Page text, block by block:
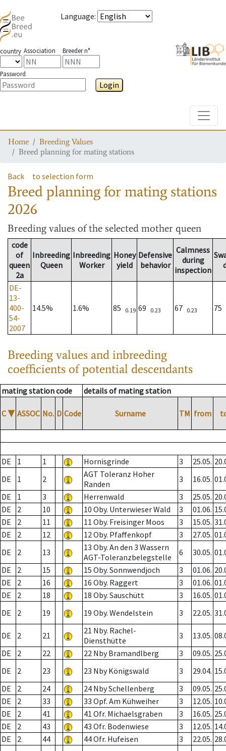
Language:
country Association Breeder n°
Password
Login
Home
Breeding Values
Breed planning for mating stations
Back to selection form
Breed planning for mating stations
2026
Breeding values of the selected mother queen
code
of
queen
2a
Inbreeding
Queen
Inbreeding
Worker
Honey
yield
Defensive
behavior
Calmness
during
inspection
DE-
13-
400-
54-
2007
14.5% 1.6% 85 0.19 69 0.23 67 0.23 75
Breeding values and inbreeding
coefficients of potential descendants
mating station code details of mating station
C ▼ ASSOC No. D Code Surname TM from
DE 1 1 Hornisgrinde 3 25.05.
DE
1 2
AGT Toleranz Hoher
Randen
3 16.05.
DE
1 3 Herrenwald 3 25.05.
DE
2 10 10 Oby. Unterwieser Wald 3 01.06.
DE
2 11 11 Oby. Freisinger Moos 3 15.05.
DE
2 12 12 Oby. Pfaffenkopf 3 27.05.
DE
2 13
13 Oby. An den 3 Wassern
AGT-Toleranzbelegstelle
6 30.05.
DE
2 15 15 Oby. Sonnwendjoch 3 01.06.
DE
2 16 16 Oby. Raggert 3 01.06.
DE
2 18 18 Oby. Sauschütt 3 16.05.
DE
2 19 19 Oby. Wendelstein 3 22.05.
DE 2 21
21 Nby. Rachel-
Diensthütte
3 13.05.
DE
2 22 22 Nby Bramandlberg 3 09.05.
DE
2 23 23 Nby Königswald 3 29.04.
DE
2 24 24 Nby Schellenberg 3 09.05.
DE
2 33 33 Opf. Am Kühweiher 3 12.05.
DE
2 41 41 Ofr. Michaelsgraben 3 16.05.
DE
2 43 43 Ofr. Bodenwiese 3 12.05.
DE
2 44 44 Ofr. Hufeisen 3 22.05.